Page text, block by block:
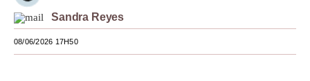
México
Sandra Reyes
08/06/2026 17H50